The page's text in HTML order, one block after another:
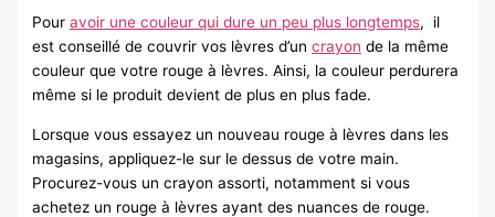
Pouravoir une couleur qui dure un peu plus longtemps, il
est conseillé de couvrir vos lèvres d’uncrayon de la même
couleur que votre rouge à lèvres. Ainsi, la couleur perdurera
même si le produit devient de plus en plus fade.
Lorsque vous essayez un nouveau rouge à lèvres dans les
magasins, appliquez-le sur le dessus de votre main.
Procurez-vous un crayon assorti, notamment si vous
achetez un rouge à lèvres ayant des nuances de rouge.